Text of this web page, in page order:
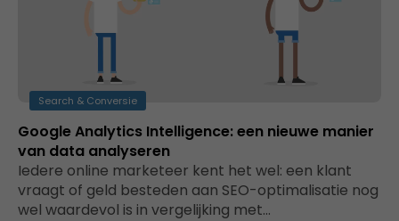
Search & Conversie
Google Analytics Intelligence: een nieuwe manier
van data analyseren
Iedere online marketeer kent het wel: een klant
vraagt of geld besteden aan SEO-optimalisatie nog
wel waardevol is in vergelijking met…